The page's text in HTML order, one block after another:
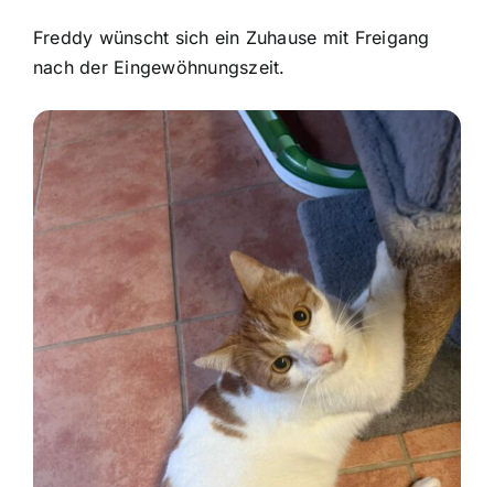
Freddy wünscht sich ein Zuhause mit Freigang
nach der Eingewöhnungszeit.